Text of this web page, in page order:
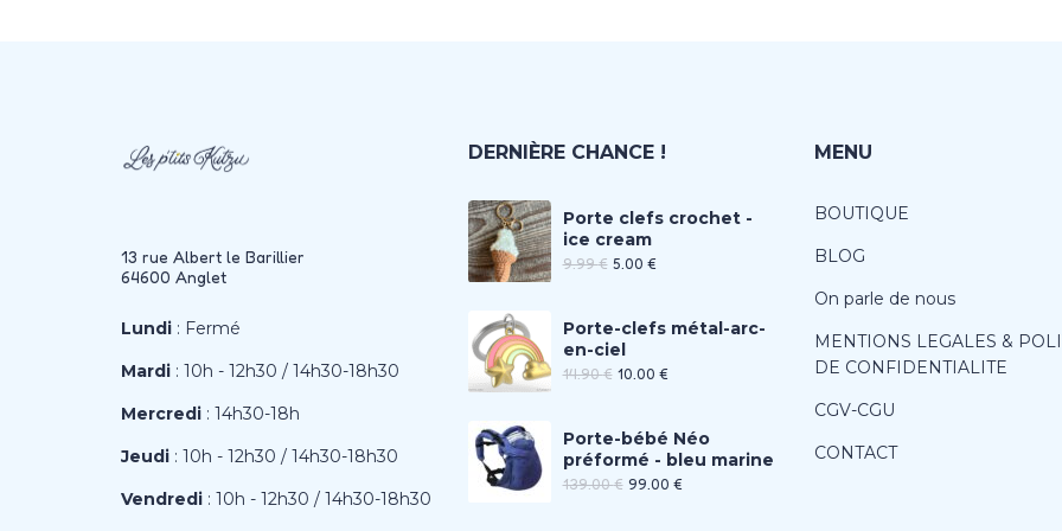
13 rue Albert le Barillier
64600 Anglet
Lundi : Fermé
Mardi : 10h - 12h30 / 14h30-18h30
Mercredi : 14h30-18h
Jeudi : 10h - 12h30 / 14h30-18h30
Vendredi : 10h - 12h30 / 14h30-18h30
DERNIÈRE CHANCE !
Porte clefs crochet -
ice cream
9.99€ 5.00 €
Porte-clefs métal-arc-
en-ciel
14.90€ 10.00 €
Porte-bébé Néo
préformé - bleu marine
139.00€ 99.00 €
MENU
BOUTIQUE
BLOG
On parle de nous
MENTIONS LEGALES &
DE CONFIDENTIALITE
CGV-CGU
CONTACT